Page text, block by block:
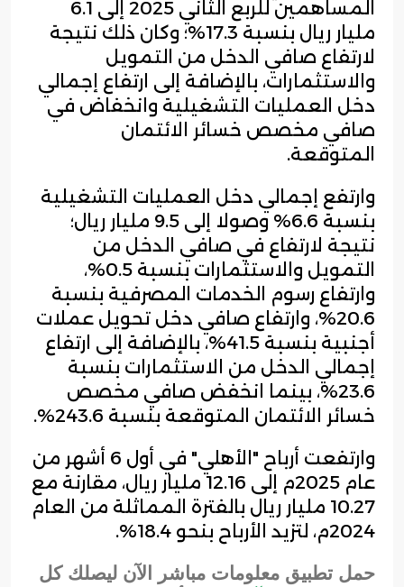
المساهمين للربع الثاني 2025 إلى 6.1
مليار ريال بنسبة 17.3%؛ وكان ذلك نتيجة
لارتفاع صافي الدخل من التمويل
والاستثمارات، بالإضافة إلى ارتفاع إجمالي
دخل العمليات التشغيلية وانخفاض في
صافي مخصص خسائر الائتمان
المتوقعة.
وارتفع إجمالي دخل العمليات التشغيلية
بنسبة 6.6% وصولا إلى 9.5 مليار ريال؛
نتيجة لارتفاع في صافي الدخل من
التمويل والاستثمارات بنسبة 0.5%،
وارتفاع رسوم الخدمات المصرفية بنسبة
20.6%، وارتفاع صافي دخل تحويل عملات
أجنبية بنسبة 41.5%، بالإضافة إلى ارتفاع
إجمالي الدخل من الاستثمارات بنسبة
23.6%، بينما انخفض صافي مخصص
خسائر الائتمان المتوقعة بنسبة 243.6%.
وارتفعت أرباح "الأهلي" في أول 6 أشهر من
عام 2025م إلى 12.16 مليار ريال، مقارنة مع
10.27 مليار ريال بالفترة المماثلة من العام
2024م، لتزيد الأرباح بنحو 18.4%.
حمل تطبيق معلومات مباشر الآن ليصلك كل